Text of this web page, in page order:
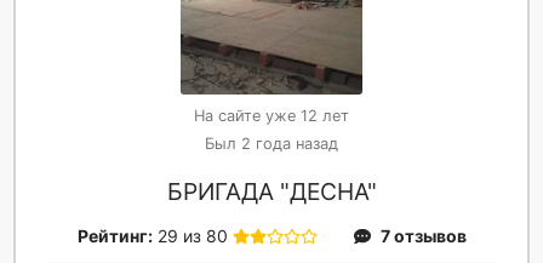
На сайте уже 12 лет
Был 2 года назад
БРИГАДА "ДЕСНА"
Рейтинг: 29 из 80 7 отзывов